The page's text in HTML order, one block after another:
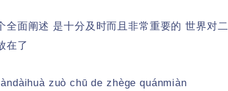
面阐述 是十分及时而且非常重要的 世界对二
在了
zuò chū de zhège quánmiàn